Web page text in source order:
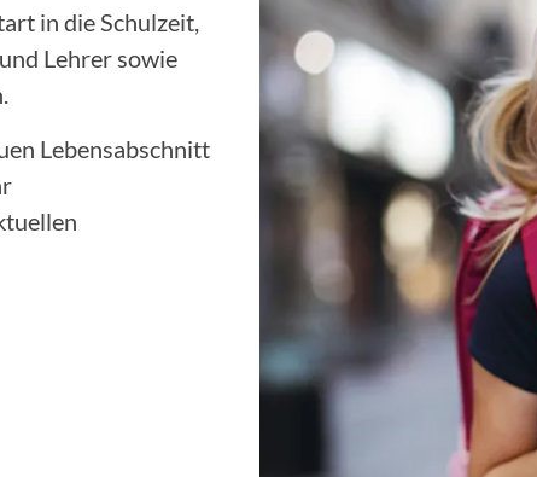
in die Schulzeit,
Lehrer sowie
Lebensabschnitt